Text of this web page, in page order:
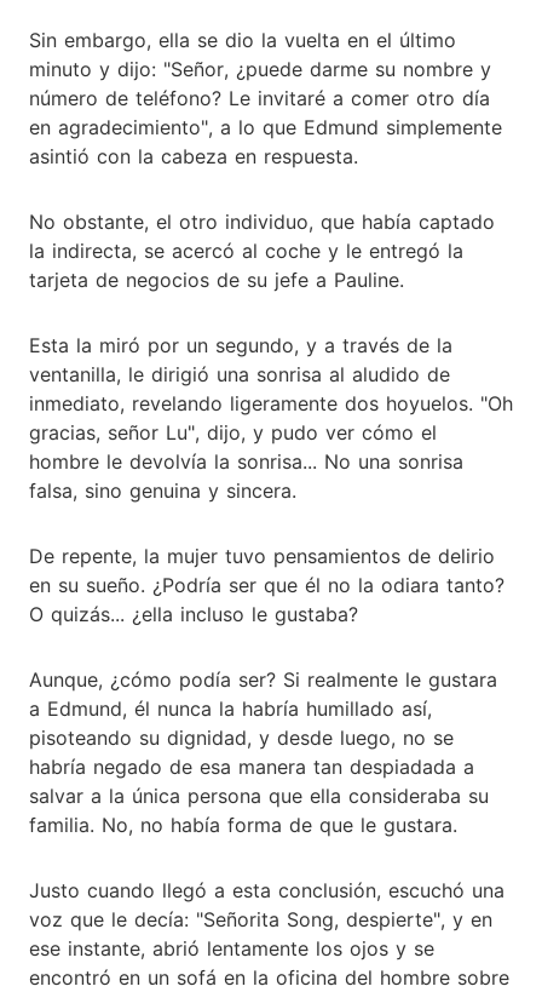
Sin embargo, ella se dio la vuelta en el último
minuto y dijo: "Señor, ¿puede darme su nombre y
número de teléfono? Le invitaré a comer otro día
en agradecimiento", a lo que Edmund simplemente
asintió con la cabeza en respuesta.
No obstante, el otro individuo, que había captado
la indirecta, se acercó al coche y le entregó la
tarjeta de negocios de su jefe a Pauline.
Esta la miró por un segundo, y a través de la
ventanilla, le dirigió una sonrisa al aludido de
inmediato, revelando ligeramente dos hoyuelos. "Oh
gracias, señor Lu", dijo, y pudo ver cómo el
hombre le devolvía la sonrisa... No una sonrisa
falsa, sino genuina y sincera.
De repente, la mujer tuvo pensamientos de delirio
en su sueño. ¿Podría ser que él no la odiara tanto?
O quizás... ¿ella incluso le gustaba?
Aunque, ¿cómo podía ser? Si realmente le gustara
a Edmund, él nunca la habría humillado así,
pisoteando su dignidad, y desde luego, no se
habría negado de esa manera tan despiadada a
salvar a la única persona que ella consideraba su
familia. No, no había forma de que le gustara.
Justo cuando llegó a esta conclusión, escuchó una
voz que le decía: "Señorita Song, despierte", y en
ese instante, abrió lentamente los ojos y se
encontró en un sofá en la oficina del hombre sobre